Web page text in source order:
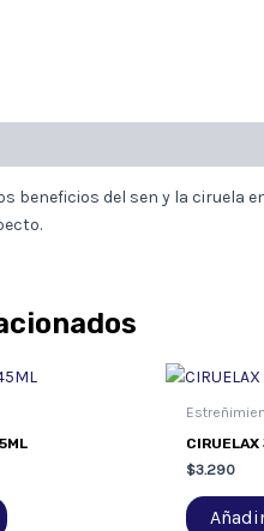
beneficios del sen y la ciruela
$3.290